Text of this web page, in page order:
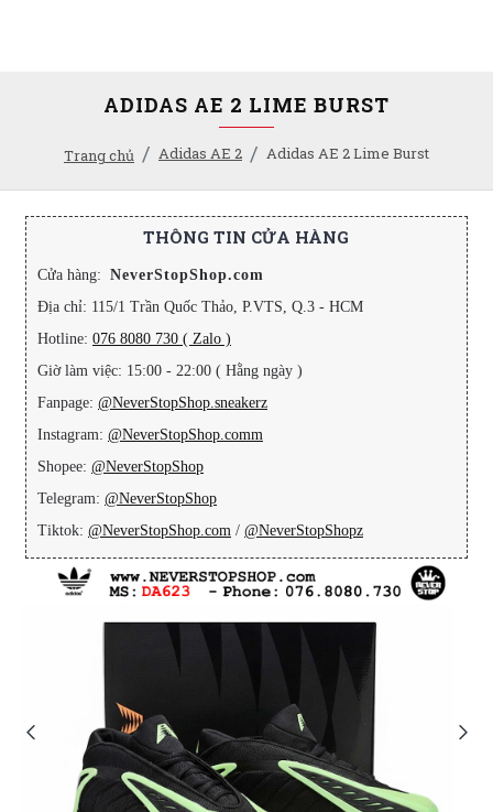
Trang chủ Adidas AE 2 Adidas AE 2 Lime Burst
ADIDAS AE 2 LIME BURST
THÔNG TIN CỬA HÀNG
Cửa hàng: NeverStopShop.com
Địa chỉ: 115/1 Trần Quốc Thảo, P.VTS, Q.3 - HCM
Hotline: 076 8080 730 ( Zalo )
Giờ làm việc: 15:00 - 22:00 ( Hằng ngày )
Fanpage: @NeverStopShop.sneakerz
Instagram: @NeverStopShop.comm
Shopee: @NeverStopShop
Telegram: @NeverStopShop
Tiktok: @NeverStopShop.com / @NeverStopShopz